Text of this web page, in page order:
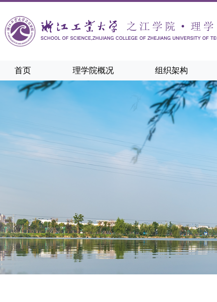
首页 理学院概况 组织架构